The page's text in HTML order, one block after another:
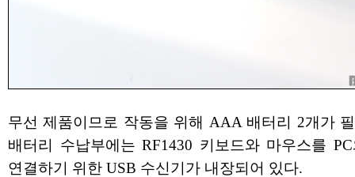
무선 제품이므로 작동을 위해 AAA 배터리 2개가
배터리 수납부에는 RF1430 키보드와 마우스를
연결하기 위한 USB 수신기가 내장되어 있다.